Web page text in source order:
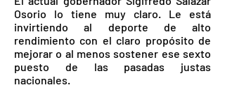
Osorio lo tiene muy claro. Le está
invirtiendo al deporte de alto
rendimiento con el claro propósito de
mejorar o al menos sostener ese sexto
puesto de las pasadas justas
nacionales.